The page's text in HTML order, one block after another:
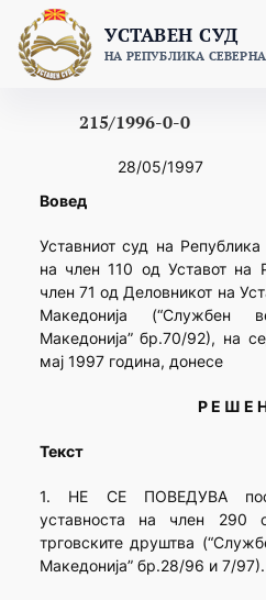
content
УСТАВЕН СУД
НА РЕПУБЛИКА
215/1996-0-0
28/05/1997
Вовед
Уставниот суд на
на член 110 од Уставот на
член 71 од Деловникот на
Македонија (“Службен
Македонија” бр.70/92), на
мај 1997 година, донесе
Р Е Ш Е
Текст
1. НЕ СЕ ПОВЕДУВА
уставноста на член 290
трговските друштва
Македонија” бр.28/96 и 7/97).